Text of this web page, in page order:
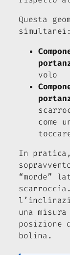
Questa
simultanei:
volo
come
In
“morde”
una
posizione
bolina.